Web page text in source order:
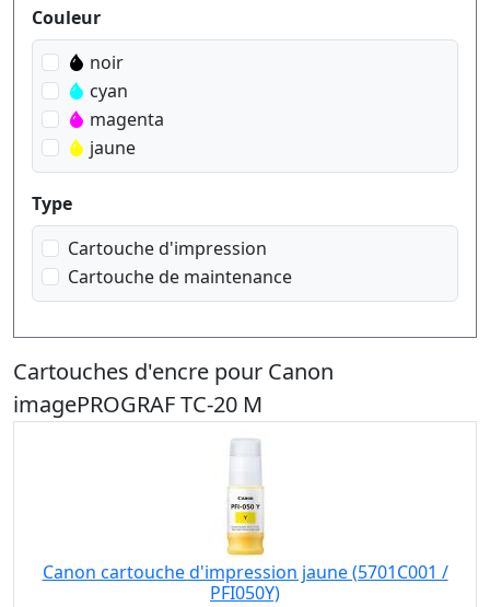
Produktfilter
Couleur
noir
cyan
magenta
jaune
Type
Cartouche d'impression
Cartouche de maintenance
Cartouches d'encre pour Canon
imagePROGRAF TC-20 M
Canon cartouche d'impression jaune (5701C001 /
PFI050Y)